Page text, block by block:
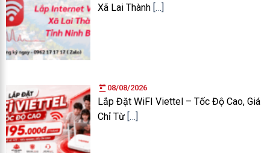
Xã Lai Thành […]
08/08/2026
Lắp Đặt WiFI Viettel – Tốc Độ Cao, Giá
Chỉ Từ […]